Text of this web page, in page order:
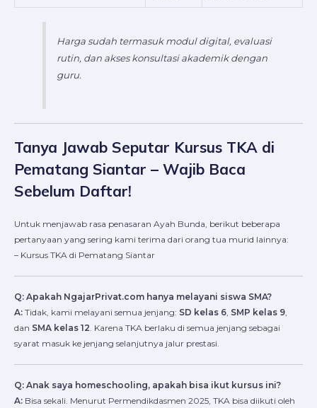
Harga sudah termasuk modul digital, evaluasi
rutin, dan akses konsultasi akademik dengan
guru.
Tanya Jawab Seputar Kursus TKA di
Pematang Siantar – Wajib Baca
Sebelum Daftar!
Untuk menjawab rasa penasaran Ayah Bunda, berikut beberapa
pertanyaan yang sering kami terima dari orang tua murid lainnya:
– Kursus TKA di Pematang Siantar
Q: Apakah NgajarPrivat.com hanya melayani siswa SMA?
A: Tidak, kami melayani semua jenjang: SD kelas 6 SMP kelas 9
dan SMA kelas 12 . Karena TKA berlaku di semua jenjang sebagai
syarat masuk ke jenjang selanjutnya jalur prestasi.
Q: Anak saya homeschooling, apakah bisa ikut kursus ini?
A: Bisa sekali. Menurut Permendikdasmen 2025, TKA bisa diikuti oleh